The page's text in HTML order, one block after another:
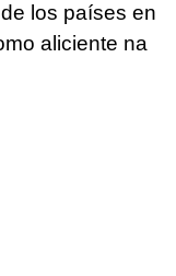
los países en
aliciente na